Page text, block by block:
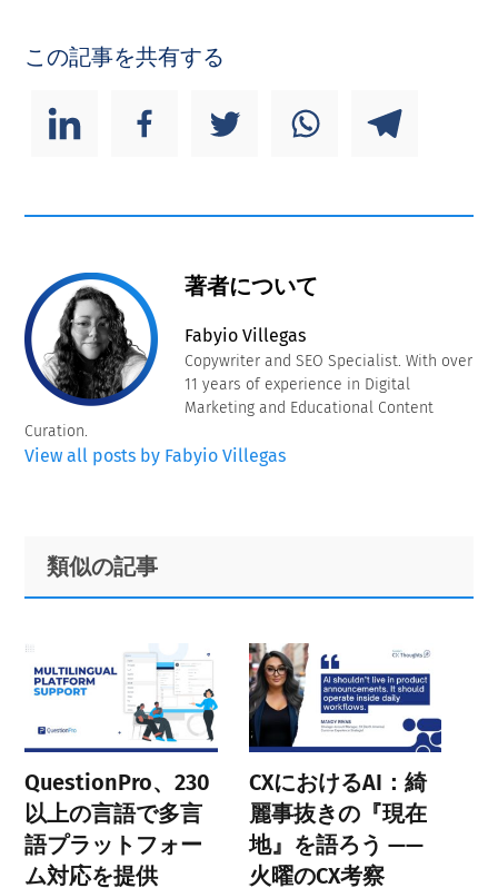
この記事を共有する
著者について
Fabyio Villegas
Copywriter and SEO Specialist. With over
11 years of experience in Digital
Marketing and Educational Content
Curation.
View all posts by Fabyio Villegas
Primary
Sidebar
Footer
類似の記事
QuestionPro、230
以上の言語で多言
語プラットフォー
ム対応を提供
CXにおけるAI：綺
麗事抜きの『現在
地』を語ろう ——
火曜のCX考察